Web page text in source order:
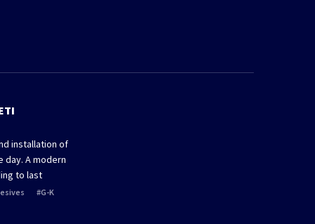
installation of
day. A modern
to last
G-K